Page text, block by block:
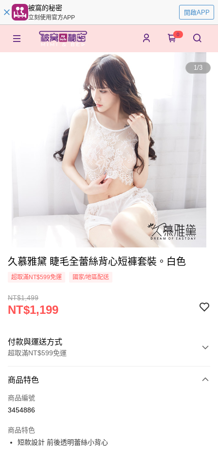
被窩的秘密
立刻使用官方APP
開啟APP
0
1/3
久慕雅黛 睫毛全蕾絲背心短褲套裝。白色
超取滿NT$599免運 國家/地區配送
NT$1,499
NT$1,199
付款與運送方式
超取滿NT$599免運
信用卡一次付款
超商取貨付款
Apple Pay
商品特色
商品編號
3454886
商品特色
短款設計 前後透明蕾絲小背心